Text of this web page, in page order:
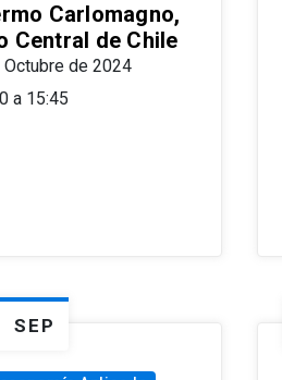
Carlomagno,
Central de Chile
Octubre de 2024
a 15:45
SEP